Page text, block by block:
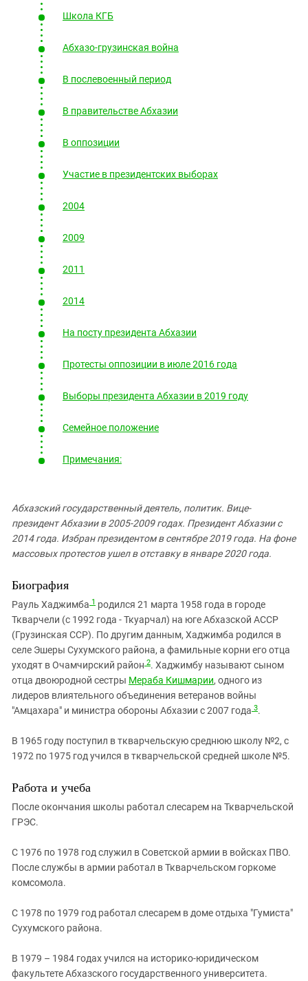
ЮФО
Школа КГБ
Абхазо-грузинская война
В послевоенный период
В правительстве Абхазии
В оппозиции
Участие в президентских выборах
2004
2009
2011
2014
На посту президента Абхазии
Протесты оппозиции в июле 2016 года
Выборы президента Абхазии в 2019 году
Семейное положение
Примечания:
Абхазский государственный деятель, политик. Вице-
президент Абхазии в 2005-2009 годах. Президент Абхазии с
2014 года. Избран президентом в сентябре 2019 года. На фоне
массовых протестов ушел в отставку в январе 2020 года.
Биография
Рауль Хаджимба 1 родился 21 марта 1958 года в городе
Ткварчели (с 1992 года - Ткуарчал) на юге Абхазской АССР
(Грузинская ССР). По другим данным, Хаджимба родился в
селе Эшеры Сухумского района, а фамильные корни его отца
уходят в Очамчирский район 2. Хаджимбу называют сыном
отца двоюродной сестры Мераба Кишмарии, одного из
лидеров влиятельного объединения ветеранов войны
"Амцахара" и министра обороны Абхазии с 2007 года 3.
В 1965 году поступил в ткварчельскую среднюю школу №2, с
1972 по 1975 год учился в ткварчельской средней школе №5.
Работа и учеба
После окончания школы работал слесарем на Ткварчельской
ГРЭС.
С 1976 по 1978 год служил в Советской армии в войсках ПВО.
После службы в армии работал в Ткварчельском горкоме
комсомола.
С 1978 по 1979 год работал слесарем в доме отдыха "Гумиста"
Сухумского района.
В 1979 – 1984 годах учился на историко-юридическом
факультете Абхазского государственного университета.